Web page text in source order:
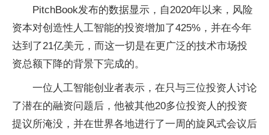
PitchBook发布的数据显示，自2020年以来，风险
资本对创造性人工智能的投资增加了425%，并在今年
达到了21亿美元，而这一切是在更广泛的技术市场投
资总额下降的背景下完成的。
一位人工智能创业者表示，在只与三位投资人讨论
了潜在的融资问题后，他被其他20多位投资人的投资
提议所淹没，并在世界各地进行了一周的旋风式会议后